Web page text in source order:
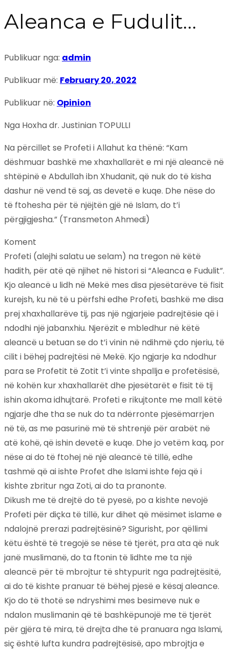
Aleanca e Fudulit…
Publikuar nga: admin
Publikuar më: February 20, 2022
Publikuar në: Opinion
Nga Hoxha dr. Justinian TOPULLI
Na përcillet se Profeti i Allahut ka thënë: “Kam
dëshmuar bashkë me xhaxhallarët e mi një aleancë në
shtëpinë e Abdullah ibn Xhudanit, që nuk do të kisha
dashur në vend të saj, as devetë e kuqe. Dhe nëse do
të ftohesha për të njëjtën gjë në Islam, do t’i
përgjigjesha.” (Transmeton Ahmedi)
Koment
Profeti (alejhi salatu ue selam) na tregon në këtë
hadith, për atë që njihet në histori si “Aleanca e Fudulit”.
Kjo aleancë u lidh në Mekë mes disa pjesëtarëve të fisit
kurejsh, ku në të u përfshi edhe Profeti, bashkë me disa
prej xhaxhallarëve tij, pas një ngjarjeie padrejtësie që i
ndodhi një jabanxhiu. Njerëzit e mbledhur në këtë
aleancë u betuan se do t’i vinin në ndihmë çdo njeriu, të
cilit i bëhej padrejtësi në Mekë. Kjo ngjarje ka ndodhur
para se Profetit të Zotit t’i vinte shpallja e profetësisë,
në kohën kur xhaxhallarët dhe pjesëtarët e fisit të tij
ishin akoma idhujtarë. Profeti e rikujtonte me mall këtë
ngjarje dhe tha se nuk do ta ndërronte pjesëmarrjen
në të, as me pasurinë më të shtrenjë për arabët në
atë kohë, që ishin devetë e kuqe. Dhe jo vetëm kaq, por
nëse ai do të ftohej në një aleancë të tillë, edhe
tashmë që ai ishte Profet dhe Islami ishte feja që i
kishte zbritur nga Zoti, ai do ta pranonte.
Dikush me të drejtë do të pyesë, po a kishte nevojë
Profeti për diçka të tillë, kur dihet që mësimet islame e
ndalojnë prerazi padrejtësinë? Sigurisht, por qëllimi
këtu është të tregojë se nëse të tjerët, pra ata që nuk
janë muslimanë, do ta ftonin të lidhte me ta një
aleancë për të mbrojtur të shtypurit nga padrejtësitë,
ai do të kishte pranuar të bëhej pjesë e kësaj aleance.
Kjo do të thotë se ndryshimi mes besimeve nuk e
ndalon muslimanin që të bashkëpunojë me të tjerët
për gjëra të mira, të drejta dhe të pranuara nga Islami,
siç është lufta kundra padrejtësisë, apo mbrojtja e